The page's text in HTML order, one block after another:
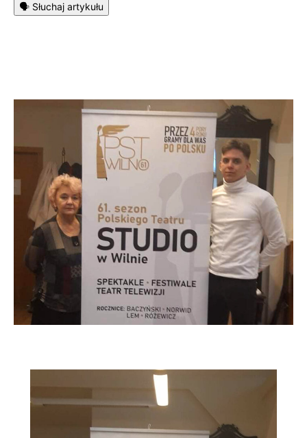
🗣️ Słuchaj artykułu